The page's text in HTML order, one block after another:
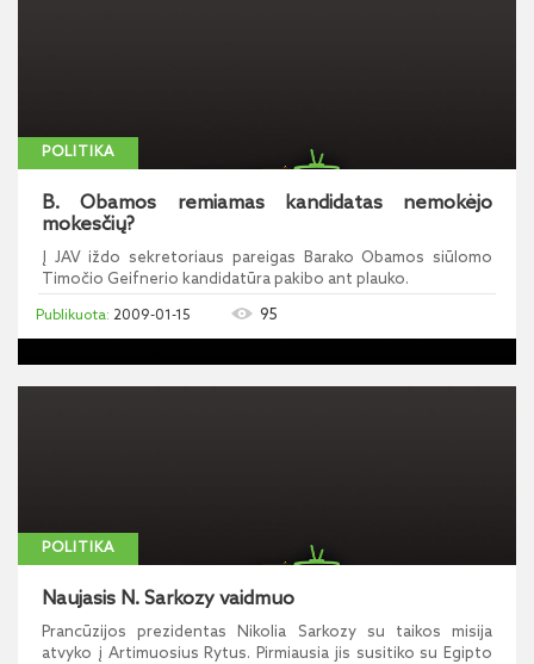
POLITIKA
B. Obamos remiamas kandidatas nemokėjo
mokesčių?
Į JAV iždo sekretoriaus pareigas Barako Obamos siūlomo
Timočio Geifnerio kandidatūra pakibo ant plauko.
2009-01-15 95
POLITIKA
Naujasis N. Sarkozy vaidmuo
Prancūzijos prezidentas Nikolia Sarkozy su taikos misija
atvyko į Artimuosius Rytus. Pirmiausia jis susitiko su Egipto